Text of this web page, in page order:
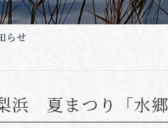
らせ
浜 夏まつり「水郷